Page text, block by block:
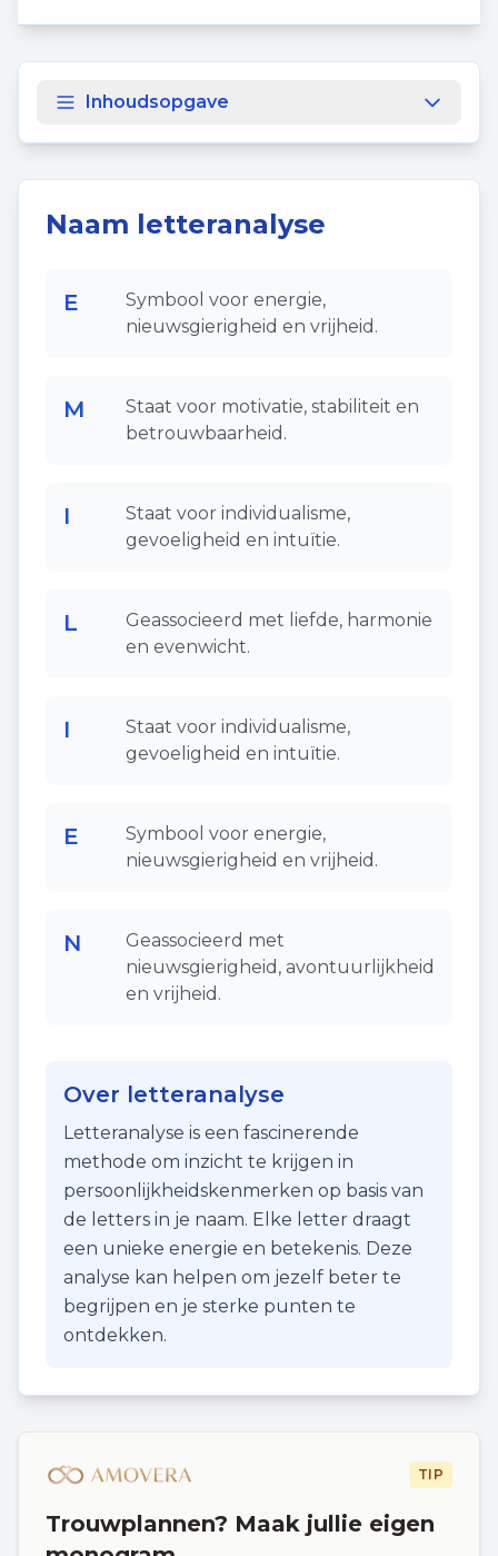
Inhoudsopgave
Naam letteranalyse
E
Symbool voor energie,
nieuwsgierigheid en vrijheid.
M
Staat voor motivatie, stabiliteit en
betrouwbaarheid.
I
Staat voor individualisme,
gevoeligheid en intuïtie.
L
Geassocieerd met liefde, harmonie
en evenwicht.
I
Staat voor individualisme,
gevoeligheid en intuïtie.
E
Symbool voor energie,
nieuwsgierigheid en vrijheid.
N
Geassocieerd met
nieuwsgierigheid, avontuurlijkheid
en vrijheid.
Over letteranalyse
Letteranalyse is een fascinerende
methode om inzicht te krijgen in
persoonlijkheidskenmerken op basis van
de letters in je naam. Elke letter draagt
een unieke energie en betekenis. Deze
analyse kan helpen om jezelf beter te
begrijpen en je sterke punten te
ontdekken.
TIP
Trouwplannen? Maak jullie eigen